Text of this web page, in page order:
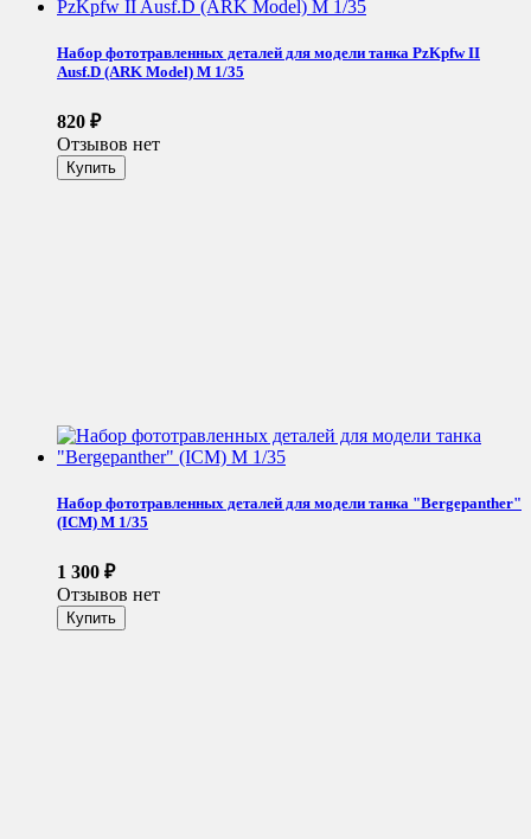
Набор фототравленных деталей для модели танка PzKpfw II
Ausf.D (ARK Model) М 1/35
820 ₽
Отзывов нет
Набор фототравленных деталей для модели танка "Bergepanther"
(ICM) М 1/35
1 300 ₽
Отзывов нет